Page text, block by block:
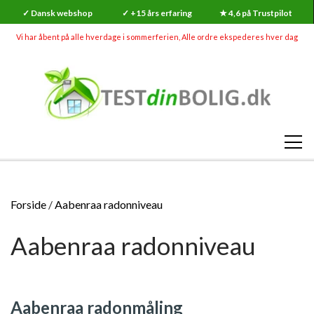
✓ Dansk webshop ✓ +15 års erfaring ★ 4,6 på Trustpilot
Vi har åbent på alle hverdage i sommerferien, Alle ordre ekspederes hver dag
SHOP
SKADEDYR (MEGA UDSALG)
HVAD ER RADON?
Forside Aabenraa radonniveau
Aabenraa radonniveau
Aabenraa radonmåling